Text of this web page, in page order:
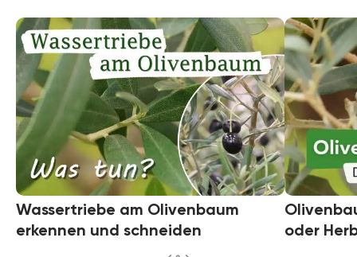
Wassertriebe am Olivenbaum
erkennen und schneiden
oder